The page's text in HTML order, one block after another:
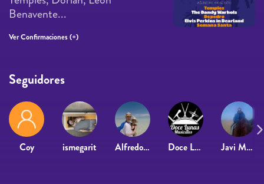
Benavente...
Ver Confirmaciones (+)
Seguidores
Coy ismegarit Alfredo Perez Doce Lunas Musicales Javi Morales 2